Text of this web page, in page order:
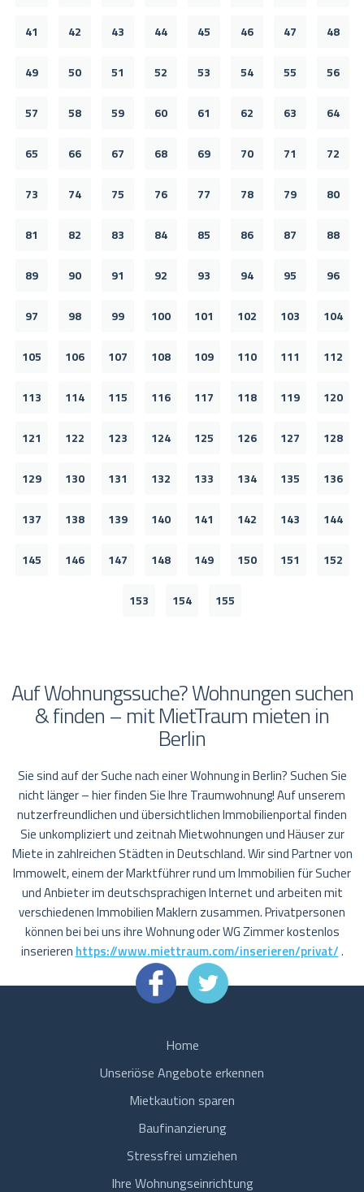
41 42 43 44 45 46 47 48
49 50 51 52 53 54 55 56
57 58 59 60 61 62 63 64
65 66 67 68 69 70 71 72
73 74 75 76 77 78 79 80
81 82 83 84 85 86 87 88
89 90 91 92 93 94 95 96
97 98 99 100 101 102 103 104
105 106 107 108 109 110 111 112
113 114 115 116 117 118 119 120
121 122 123 124 125 126 127 128
129 130 131 132 133 134 135 136
137 138 139 140 141 142 143 144
145 146 147 148 149 150 151 152
153 154 155
Auf Wohnungssuche? Wohnungen suchen
& finden – mit MietTraum mieten in
Berlin
Sie sind auf der Suche nach einer Wohnung in Berlin? Suchen Sie
nicht länger – hier finden Sie Ihre Traumwohnung! Auf unserem
nutzerfreundlichen und übersichtlichen Immobilienportal finden
Sie unkompliziert und zeitnah Mietwohnungen und Häuser zur
Miete in zahlreichen Städten in Deutschland. Wir sind Partner von
Immowelt, einem der Marktführer rund um Immobilien für Sucher
und Anbieter im deutschsprachigen Internet und arbeiten mit
verschiedenen Immobilien Maklern zusammen. Privatpersonen
können bei bei uns ihre Wohnung oder WG Zimmer kostenlos
inserieren https://www.miettraum.com/inserieren/privat/.
Home
Unseriöse Angebote erkennen
Mietkaution sparen
Baufinanzierung
Stressfrei umziehen
Ihre Wohnungseinrichtung